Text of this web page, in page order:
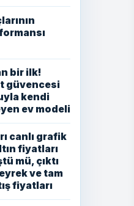
bir ilk!
güvencesi
kendi
ev modeli
canlı grafik
fiyatları
mü, çıktı
ve tam
fiyatları